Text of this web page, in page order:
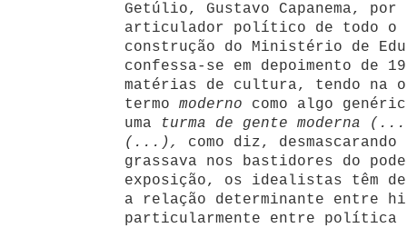
Getúlio, Gustavo Capanema,
articulador político de todo o
construção do Ministério de
confessa-se em depoimento de
matérias de cultura, tendo na
termo moderno como algo
uma
turma de gente moderna
(...),
como diz,
grassava nos bastidores do
exposição, os idealistas têm
a relação determinante entre
particularmente entre política